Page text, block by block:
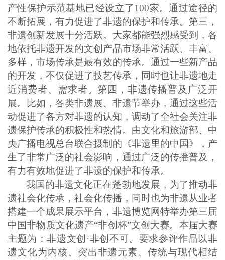
产性保护示范基地已经设立了100家。通过途径的
不断拓展，有力促进了非遗的保护和传承。第三，
非遗创新发展十分活跃。大家都能强烈感受到，各
地依托非遗开发的文创产品市场非常活跃、丰富、
多样，市场传承是最有效的传承。通过一些新产品
的开发，不仅促进了技艺传承，同时也让非遗地走
近消费者、需求者。第四，非遗传播普及广泛开
展。比如，各类非遗展、非遗节举办，通过这些活
动促进了各方对非遗的认知，调动了全社会关注非
遗保护传承的积极性和热情。由文化和旅游部、中
央广播电视总台联合摄制的《非遗里的中国》，产
生了非常广泛的社会影响，通过广泛的传播普及，
有力有效地促进了非遗的保护和传承。
我国的非遗文化正在蓬勃地发展，为了推动非
遗社会化传承，社会化传播，同时也为非遗从业者
搭建一个成果展示平台，非遗博览网特举办第三届
中国非物质文化遗产“非创杯”文创大赛。本届大赛
主题为：非遗文创·非创不可。要求参评作品以非
遗文化为内核、突出非遗元素、传统与现代相结